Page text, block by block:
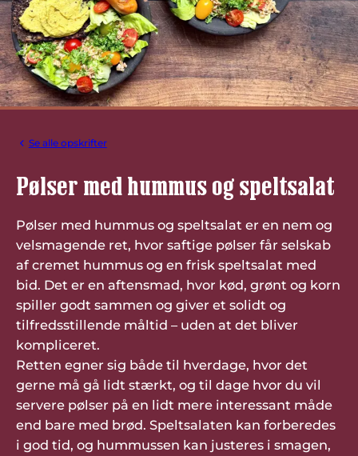
Se alle opskrifter
Pølser med hummus og speltsalat
Pølser med hummus og speltsalat er en nem og
velsmagende ret, hvor saftige pølser får selskab
af cremet hummus og en frisk speltsalat med
bid. Det er en aftensmad, hvor kød, grønt og korn
spiller godt sammen og giver et solidt og
tilfredsstillende måltid – uden at det bliver
kompliceret.
Retten egner sig både til hverdage, hvor det
gerne må gå lidt stærkt, og til dage hvor du vil
servere pølser på en lidt mere interessant måde
end bare med brød. Speltsalaten kan forberedes
i god tid, og hummussen kan justeres i smagen,